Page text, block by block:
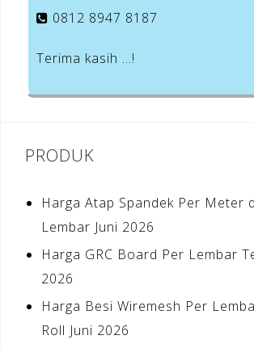
0812 8947 8187
Terima kasih …!
PRODUK
Harga Atap Spandek Per Meter
Lembar Juni 2026
Harga GRC Board Per Lembar
2026
Harga Besi Wiremesh Per
Roll Juni 2026